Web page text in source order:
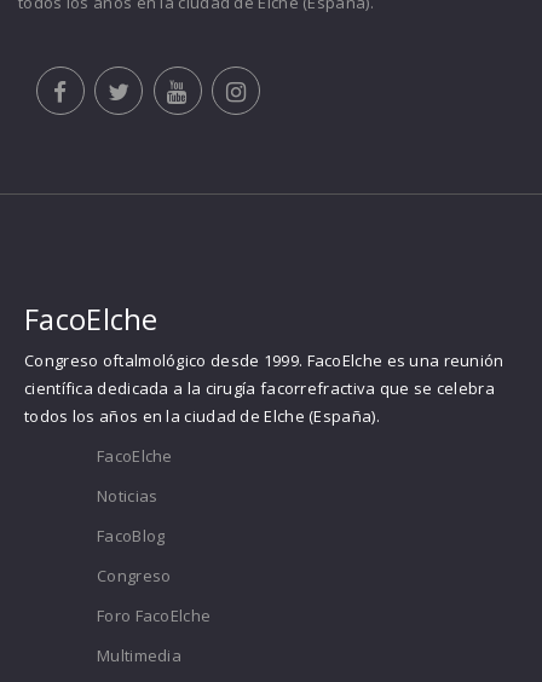
FacoElche
Congreso oftalmológico desde 1999. FacoElche es una reunión
científica dedicada a la cirugía facorrefractiva que se celebra
todos los años en la ciudad de Elche (España).
FacoElche
Noticias
FacoBlog
Congreso
Foro FacoElche
Multimedia